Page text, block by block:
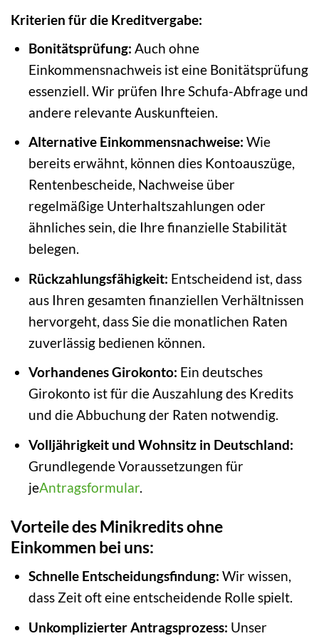
Kriterien für die Kreditvergabe:
Bonitätsprüfung: Auch ohne
Einkommensnachweis ist eine Bonitätsprüfung
essenziell. Wir prüfen Ihre Schufa-Abfrage und
andere relevante Auskunfteien.
Alternative Einkommensnachweise: Wie
bereits erwähnt, können dies Kontoauszüge,
Rentenbescheide, Nachweise über
regelmäßige Unterhaltszahlungen oder
ähnliches sein, die Ihre finanzielle Stabilität
belegen.
Rückzahlungsfähigkeit: Entscheidend ist, dass
aus Ihren gesamten finanziellen Verhältnissen
hervorgeht, dass Sie die monatlichen Raten
zuverlässig bedienen können.
Vorhandenes Girokonto: Ein deutsches
Girokonto ist für die Auszahlung des Kredits
und die Abbuchung der Raten notwendig.
Volljährigkeit und Wohnsitz in Deutschland:
Grundlegende Voraussetzungen für
jeAntragsformular.
Vorteile des Minikredits ohne
Einkommen bei uns:
Schnelle Entscheidungsfindung: Wir wissen,
dass Zeit oft eine entscheidende Rolle spielt.
Unkomplizierter Antragsprozess: Unser